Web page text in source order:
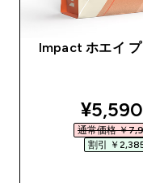
Impact ホエイ
¥5,590‎
通常価格 ￥
割引 ￥